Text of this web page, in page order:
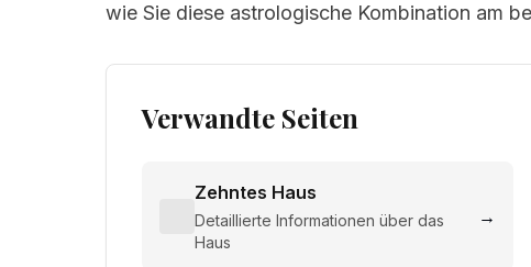
wie Sie diese astrologische Kombination am
Verwandte Seiten
Zehntes Haus
Detaillierte Informationen über das
Haus
→